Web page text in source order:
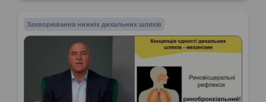
Захворювання нижніх дихальних шляхів